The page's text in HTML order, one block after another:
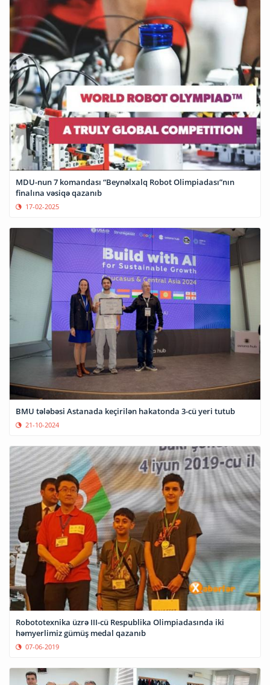
MDU-nun 7 komandası “Beynəlxalq Robot Olimpiadası”nın
finalına vəsiqə qazanıb
17-02-2025
BMU tələbəsi Astanada keçirilən hakatonda 3-cü yeri tutub
21-10-2024
Robototexnika üzrə III-cü Respublika Olimpiadasında iki
həmyerlimiz gümüş medal qazanıb
07-06-2019